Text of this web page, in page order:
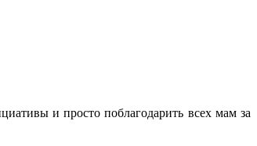
и просто поблагодарить всех мам за